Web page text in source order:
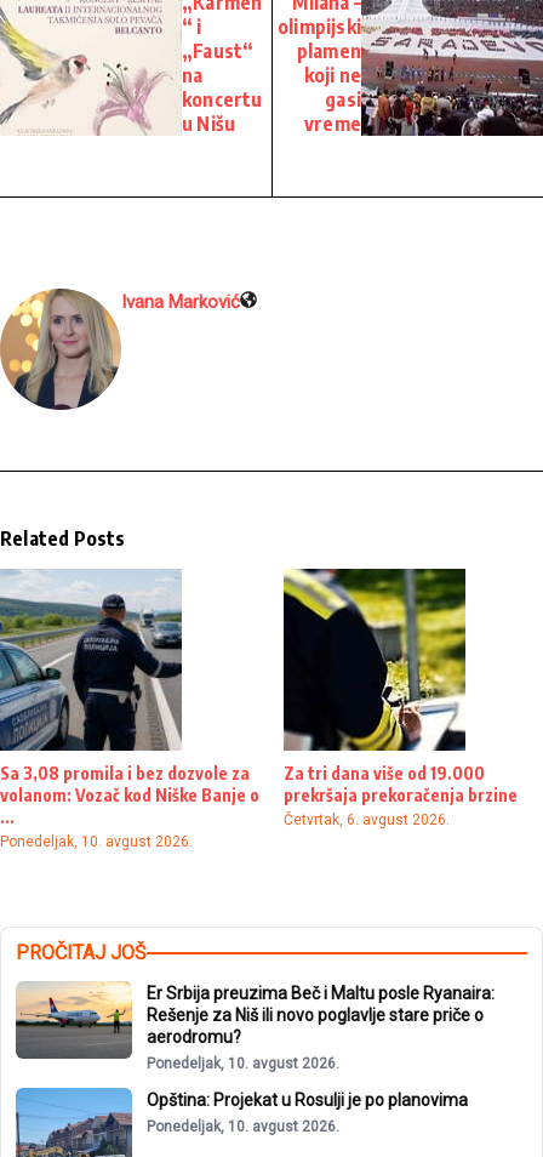
“ i
„Faust“
na
koncertu
u Nišu
olimpijski
plamen
koji ne
gasi
vreme
Ivana Marković
Related Posts
Sa 3,08 promila i bez dozvole za
volanom: Vozač kod Niške Banje o
...
Ponedeljak, 10. avgust 2026.
Za tri dana više od 19.000
prekršaja prekoračenja brzine
Četvrtak, 6. avgust 2026.
PROČITAJ JOŠ
Er Srbija preuzima Beč i Maltu posle Ryanaira:
Rešenje za Niš ili novo poglavlje stare priče o
aerodromu?
Ponedeljak, 10. avgust 2026.
Opština: Projekat u Rosulji je po planovima
Ponedeljak, 10. avgust 2026.